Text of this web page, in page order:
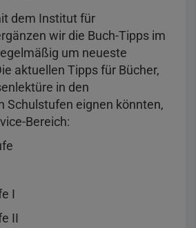
dem Institut für
wir die Buch-Tipps im
um neueste
aktuellen Tipps für Bücher,
in den
Schulstufen eignen könnten,
Bereich:
I
II